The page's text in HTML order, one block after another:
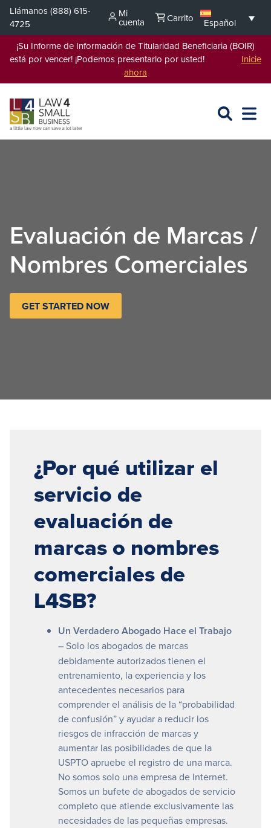
Saltar
contenido
Llámanos(888) 615-
4725
Mi
cuenta Carrito
Español
¡Su Informe de Información de Titularidad Beneficiaria (BOIR)
está por vencer! ¡Podemos presentarlo por usted! Inicie
ahora
BUSCAR
L4SB
ABRIR
Evaluación de Marcas /
Nombres Comerciales
GET STARTED NOW
¿Por qué utilizar el
servicio de
evaluación de
marcas o nombres
comerciales de
L4SB?
Un Verdadero Abogado Hace el Trabajo
– Solo los abogados de marcas
debidamente autorizados tienen el
entrenamiento, la experiencia y los
antecedentes necesarios para
comprender el análisis de la “probabilidad
de confusión” y ayudar a reducir los
riesgos de infracción de marcas y
aumentar las posibilidades de que la
USPTO apruebe el registro de una marca.
No somos solo una empresa de Internet.
Somos un bufete de abogados de servicio
completo que atiende exclusivamente las
necesidades de las pequeñas empresas.